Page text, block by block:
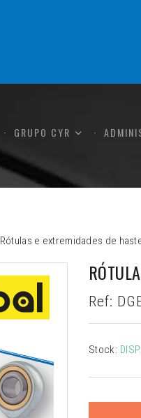
GRUPO CYR
Rótulas e extremidades de
Ref:
Stock: DISP.